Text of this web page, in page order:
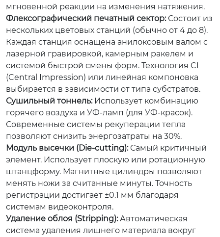
мгновенной реакции на изменения натяжения.
Флексографический печатный сектор:Состоит из
нескольких цветовых станций (обычно от 4 до 8).
Каждая станция оснащена анилоксовым валом с
лазерной гравировкой, камерным ракелем и
системой быстрой смены форм. Технология CI
(Central Impression) или линейная компоновка
выбирается в зависимости от типа субстратов.
Сушильный тоннель:Использует комбинацию
горячего воздуха и УФ-ламп (для УФ-красок).
Современные системы рекуперации тепла
позволяют снизить энергозатраты на 30%.
Модуль высечки (Die-cutting):Самый критичный
элемент. Использует плоскую или ротационную
штанцформу. Магнитные цилиндры позволяют
менять ножи за считанные минуты. Точность
регистрации достигает ±0.1 мм благодаря
системам видеоконтроля.
Удаление облоя (Stripping):Автоматическая
система удаления лишнего материала вокруг